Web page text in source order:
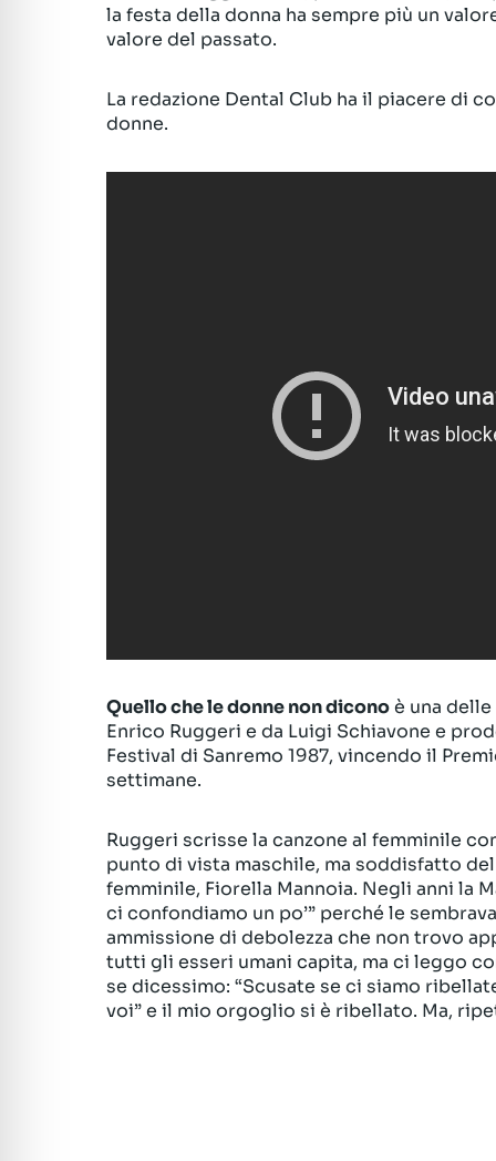
la festa della donna ha sempre più un
valore del passato.
La redazione Dental Club ha il piacere di
donne.
Quello che le donne non diconoè una
Enrico Ruggeri e da Luigi Schiavone e
Festival di Sanremo 1987, vincendo il
settimane.
Ruggeri scrisse la canzone al femminile
punto di vista maschile, ma soddisfatto
femminile, Fiorella Mannoia. Negli anni la
ci confondiamo un po’” perché le
ammissione di debolezza che non trovo
tutti gli esseri umani capita, ma ci leggo
se dicessimo: “Scusate se ci siamo
voi” e il mio orgoglio si è ribellato. Ma,